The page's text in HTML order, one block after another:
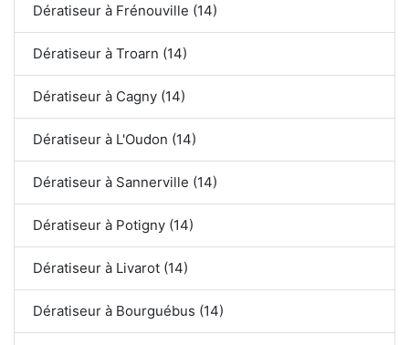
Dératiseur à Frénouville (14)
Dératiseur à Troarn (14)
Dératiseur à Cagny (14)
Dératiseur à L'Oudon (14)
Dératiseur à Sannerville (14)
Dératiseur à Potigny (14)
Dératiseur à Livarot (14)
Dératiseur à Bourguébus (14)